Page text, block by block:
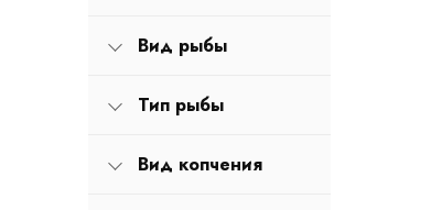
Вид рыбы
Тип рыбы
Вид копчения